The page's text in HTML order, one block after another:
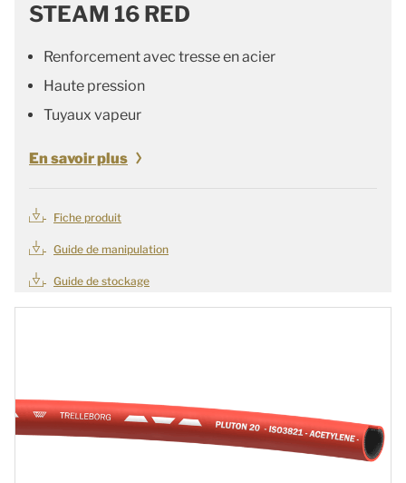
STEAM 16 RED
Renforcement avec tresse en acier
Haute pression
Tuyaux vapeur
En savoir plus
Fiche produit
Guide de manipulation
Guide de stockage